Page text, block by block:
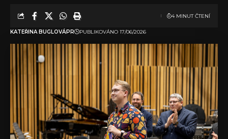
KATEŘINA BUGLOVÁPR PUBLIKOVÁNO 17/06/2026
4 MINUT ČTENÍ